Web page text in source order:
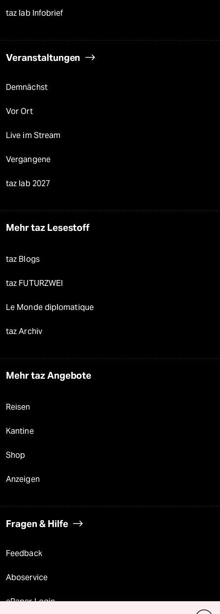
taz lab Infobrief
Veranstaltungen
Demnächst
Vor Ort
Live im Stream
Vergangene
taz lab 2027
Mehr taz Lesestoff
taz Blogs
taz FUTURZWEI
Le Monde diplomatique
taz Archiv
Mehr taz Angebote
Reisen
Kantine
Shop
Anzeigen
Fragen & Hilfe
Feedback
Aboservice
ePaper Login